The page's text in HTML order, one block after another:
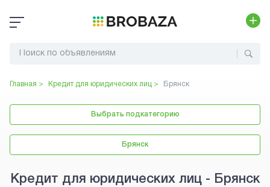
Главная > Кредит для юридических лиц > Брянск
Выбрать подкатегорию
Брянск
Кредит для юридических лиц - Брянск